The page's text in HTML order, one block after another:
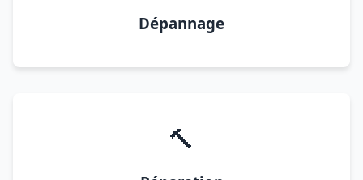
Dépannage
🔨